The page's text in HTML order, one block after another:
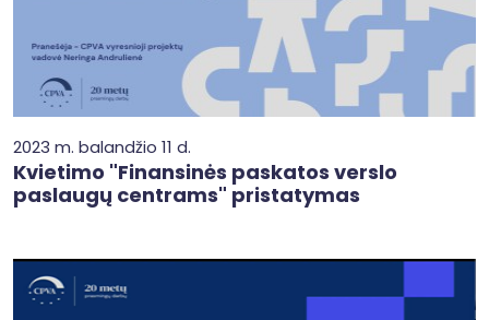
2023 m. balandžio 11 d.
Kvietimo "Finansinės paskatos verslo
paslaugų centrams" pristatymas